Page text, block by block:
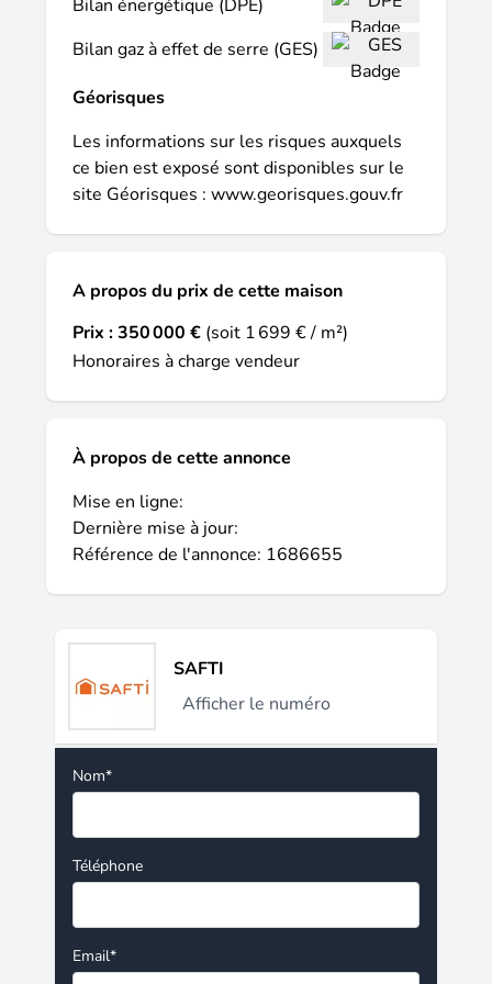
83 48 21 04, E-mail : thierry.mina@safti.fr
- EI - Agent commercial immatriculé au
RSAC de CUSSET sous le numéro 848 529
582.
Bilan énergétique (DPE)
Bilan gaz à effet de serre (GES)
Géorisques
Les informations sur les risques auxquels
ce bien est exposé sont disponibles sur le
site Géorisques : www.georisques.gouv.fr
A propos du prix de cette maison
Prix :350 000 € (soit 1 699 € / m²)
Honoraires à charge vendeur
À propos de cette annonce
Mise en ligne:
Dernière mise à jour:
Référence de l'annonce: 1686655
SAFTI
Afficher le numéro
Nom*
Téléphone
Email*